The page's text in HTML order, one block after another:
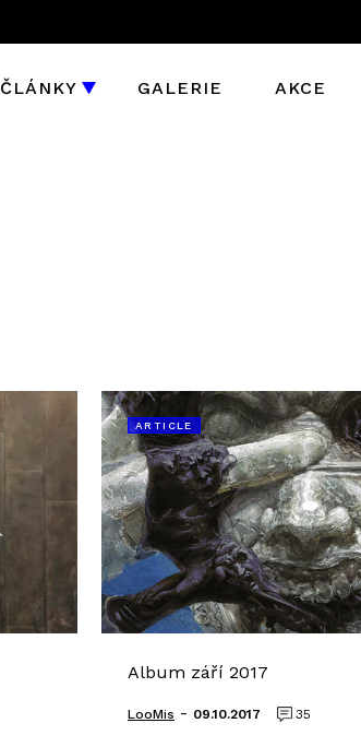
ČLÁNKY GALERIE AKCE
ARTICLE
Album září 2017
LooMis - 09.10.2017 35